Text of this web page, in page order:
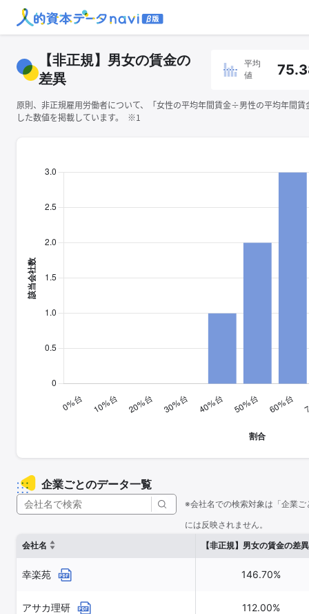
【非正規】男女の賃金の
差異
平均
値
原則、非正規雇用労働者について、「女性の平均年間賃金÷男性の平均年間
した数値を掲載しています。 ※1
企業ごとのデータ一覧
※会社名での検索対象は「企業
には反映されません。
会社名
【非正規】男女の賃金の差異
幸楽苑 146.70%
アサカ理研 112.00%